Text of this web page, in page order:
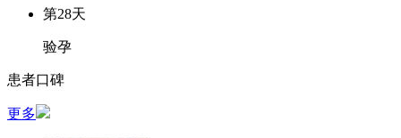
第28天
验孕
患者口碑
更多